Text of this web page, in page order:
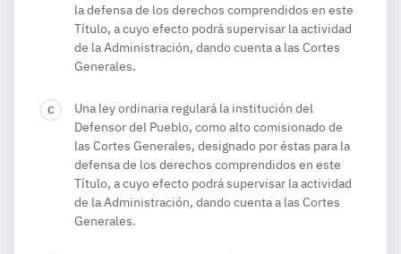
la defensa de los derechos comprendidos en este
Título, a cuyo efecto podrá supervisar la actividad
de la Administración, dando cuenta a las Cortes
Generales.
Una ley ordinaria regulará la institución del
Defensor del Pueblo, como alto comisionado de
las Cortes Generales, designado por éstas para la
defensa de los derechos comprendidos en este
Título, a cuyo efecto podrá supervisar la actividad
de la Administración, dando cuenta a las Cortes
Generales.